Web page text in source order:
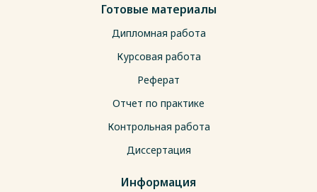
Готовые материалы
Дипломная работа
Курсовая работа
Реферат
Отчет по практике
Контрольная работа
Диссертация
Информация